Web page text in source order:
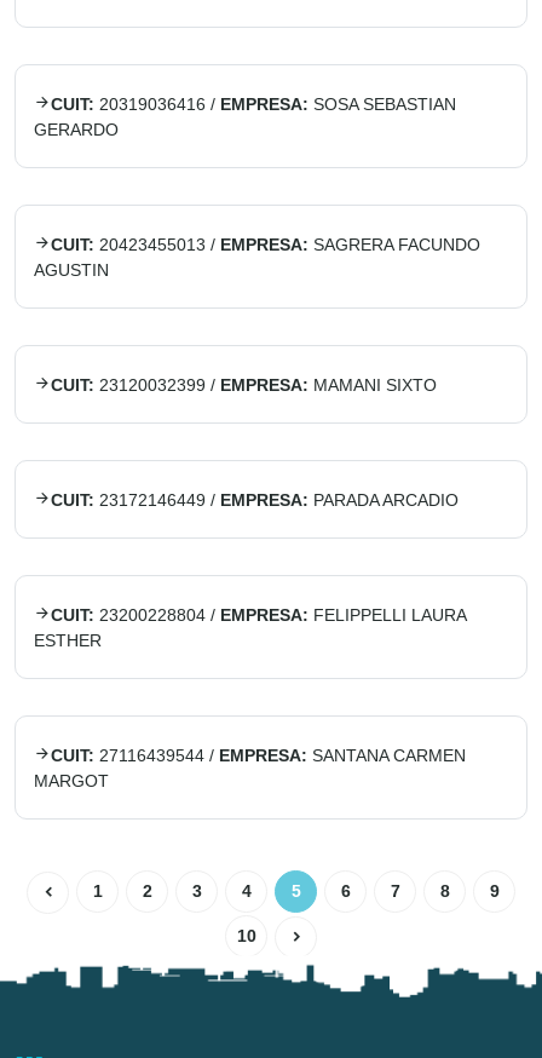
CUIT: 20319036416 / EMPRESA: SOSA SEBASTIAN
GERARDO
CUIT: 20423455013 / EMPRESA: SAGRERA FACUNDO
AGUSTIN
CUIT: 23120032399 / EMPRESA: MAMANI SIXTO
CUIT: 23172146449 / EMPRESA: PARADA ARCADIO
CUIT: 23200228804 / EMPRESA: FELIPPELLI LAURA
ESTHER
CUIT: 27116439544 / EMPRESA: SANTANA CARMEN
MARGOT
1 2 3 4 5 6 7 8 9
10